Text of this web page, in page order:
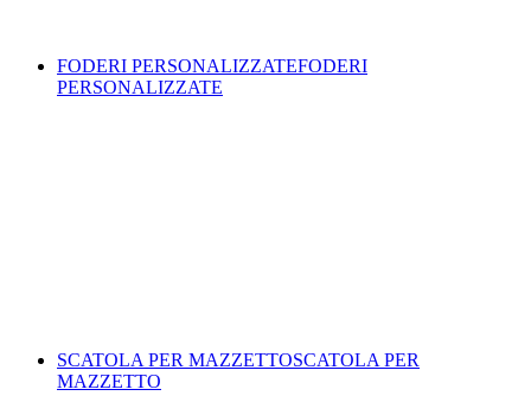
FODERI PERSONALIZZATEFODERI
PERSONALIZZATE
SCATOLA PER MAZZETTOSCATOLA PER
MAZZETTO